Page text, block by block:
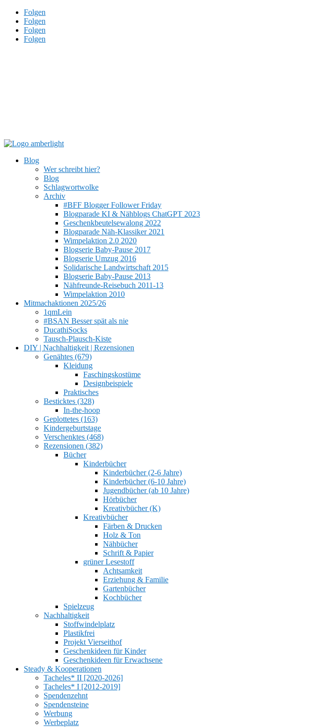
Folgen
Folgen
Folgen
Folgen
Blog
Wer schreibt hier?
Blog
Schlagwortwolke
Archiv
#BFF Blogger Follower Friday
Blogparade KI & Nähblogs ChatGPT 2023
Geschenkbeutelsewalong 2022
Blogparade Näh-Klassiker 2021
Wimpelaktion 2.0 2020
Blogserie Baby-Pause 2017
Blogserie Umzug 2016
Solidarische Landwirtschaft 2015
Blogserie Baby-Pause 2013
Nähfreunde-Reisebuch 2011-13
Wimpelaktion 2010
Mitmachaktionen 2025/26
1qmLein
#BSAN Besser spät als nie
DucathiSocks
Tausch-Plausch-Kiste
DIY | Nachhaltigkeit | Rezensionen
Genähtes (679)
Kleidung
Faschingskostüme
Designbeispiele
Praktisches
Besticktes (328)
In-the-hoop
Geplottetes (163)
Kindergeburtstage
Verschenktes (468)
Rezensionen (382)
Bücher
Kinderbücher
Kinderbücher (2-6 Jahre)
Kinderbücher (6-10 Jahre)
Jugendbücher (ab 10 Jahre)
Hörbücher
Kreativbücher (K)
Kreativbücher
Färben & Drucken
Holz & Ton
Nähbücher
Schrift & Papier
grüner Lesestoff
Achtsamkeit
Erziehung & Familie
Gartenbücher
Kochbücher
Spielzeug
Nachhaltigkeit
Stoffwindelplatz
Plastikfrei
Projekt Vierseithof
Geschenkideen für Kinder
Geschenkideen für Erwachsene
Steady & Kooperationen
Tacheles* II [2020-2026]
Tacheles* I [2012-2019]
Spendenzehnt
Spendensteine
Werbung
Werbeplatz